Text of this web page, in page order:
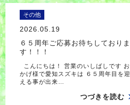
その他
2026.05.19
６５周年ご応募お待ちしておりま
す！！！
こんにちは！ 営業のいしばしです お
かげ様で愛知スズキは ６５周年目を迎
える事が出来…
つづきを読む